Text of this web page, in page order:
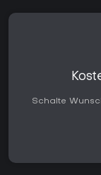
Schalte